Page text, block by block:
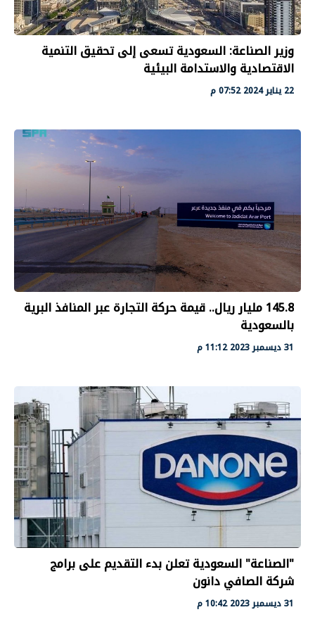
وزير الصناعة: السعودية تسعى إلى تحقيق التنمية
الاقتصادية والاستدامة البيئية
22 يناير 2024 07:52 م
145.8 مليار ريال.. قيمة حركة التجارة عبر المنافذ البرية
بالسعودية
31 ديسمبر 2023 11:12 م
"الصناعة" السعودية تعلن بدء التقديم على برامج
شركة الصافي دانون
31 ديسمبر 2023 10:42 م